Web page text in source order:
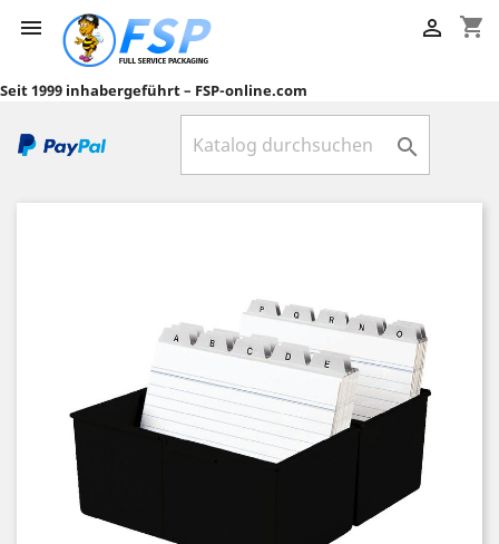
 shopping_cart

Seit 1999 inhabergeführt – FSP-online.com
